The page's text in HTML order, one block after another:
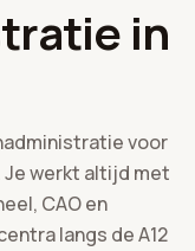
in
voor
Je werkt altijd met
CAO en
langs de A12